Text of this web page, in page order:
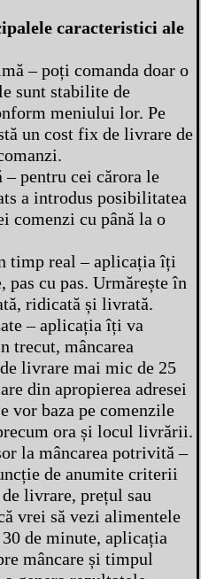
caracteristici ale
– poți comanda doar o
sunt stabilite de
meniului lor. Pe
un cost fix de livrare de
– pentru cei cărora le
a introdus posibilitatea
comenzi cu până la o
timp real – aplicația îți
pas cu pas. Urmărește în
ridicată și livrată.
– aplicația îți va
trecut, mâncarea
livrare mai mic de 25
din apropierea adresei
vor baza pe comenzile
ora și locul livrării.
la mâncarea potrivită –
de anumite criterii
livrare, prețul sau
vrei să vezi alimentele
de minute, aplicația
mâncare și timpul